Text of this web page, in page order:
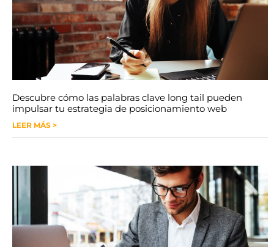
Descubre cómo las palabras clave long tail pueden
impulsar tu estrategia de posicionamiento web
LEER MÁS >